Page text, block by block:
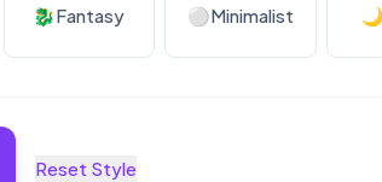
🐉Fantasy ⚪Minimalist 🌙
Reset Style